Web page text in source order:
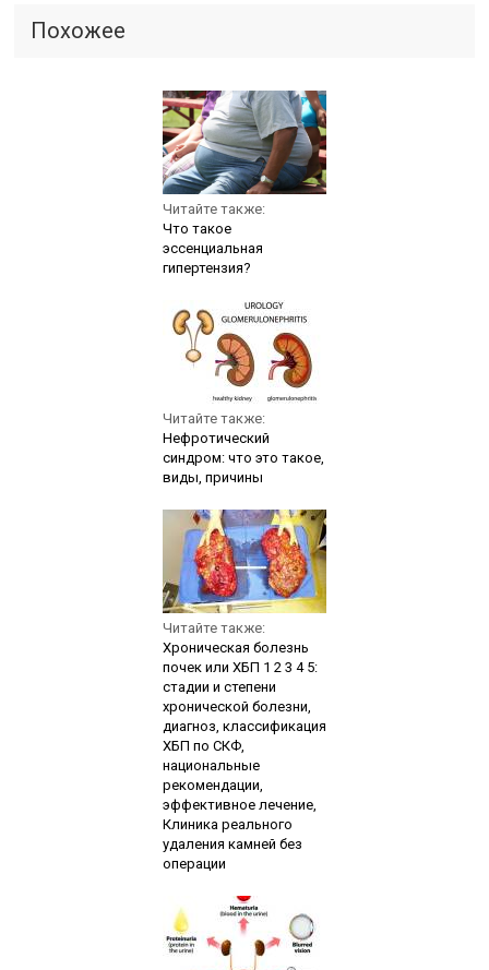
Похожее
Читайте также:
Что такое
эссенциальная
гипертензия?
Читайте также:
Нефротический
синдром: что это такое,
виды, причины
Читайте также:
Хроническая болезнь
почек или ХБП 1 2 3 4 5:
стадии и степени
хронической болезни,
диагноз, классификация
ХБП по СКФ,
национальные
рекомендации,
эффективное лечение,
Клиника реального
удаления камней без
операции